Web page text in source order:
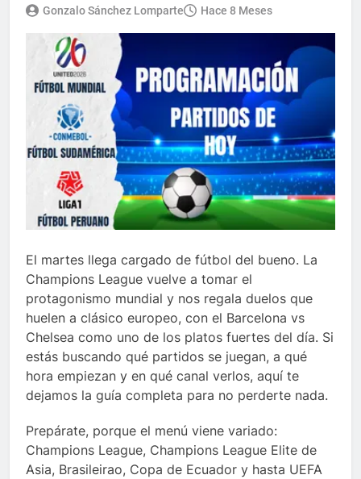
Gonzalo Sánchez Lomparte Hace 8 Meses
El martes llega cargado de fútbol del bueno. La
Champions League vuelve a tomar el
protagonismo mundial y nos regala duelos que
huelen a clásico europeo, con el Barcelona vs
Chelsea como uno de los platos fuertes del día. Si
estás buscando qué partidos se juegan, a qué
hora empiezan y en qué canal verlos, aquí te
dejamos la guía completa para no perderte nada.
Prepárate, porque el menú viene variado:
Champions League, Champions League Elite de
Asia, Brasileirao, Copa de Ecuador y hasta UEFA